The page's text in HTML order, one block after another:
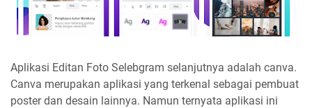
Aplikasi Editan Foto Selebgram selanjutnya adalah canva.
Canva merupakan aplikasi yang terkenal sebagai pembuat
poster dan desain lainnya. Namun ternyata aplikasi ini